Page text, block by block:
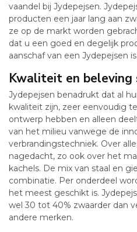
vaandel bij Jydepejsen.
producten een jaar lang aan
ze op de markt worden
dat u een goed en degelijk
aanschaf van een Jydepejsen
Kwaliteit en beleving
Jydepejsen benadrukt dat al
kwaliteit zijn, zeer eenvoudig
ontwerp hebben en alleen
van het milieu vanwege de
verbrandingstechniek. Over
nagedacht, zo ook over het
kachels. De mix van staal en
combinatie. Per onderdeel
het meest geschikt is.
wel 30 tot 40% zwaarder dan
andere merken.